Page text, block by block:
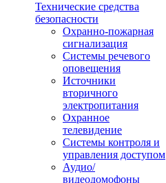
Технические средства
безопасности
Охранно-пожарная
сигнализация
Системы речевого
оповещения
Источники
вторичного
электропитания
Охранное
телевидение
Системы контроля и
управления доступом
Аудио/
видеодомофоны